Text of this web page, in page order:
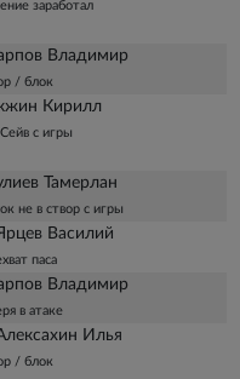
заработал
Владимир
/ блок
Кирилл
Сейв с игры
Тамерлан
не в створ с игры
Василий
паса
Владимир
в атаке
Илья
/ блок